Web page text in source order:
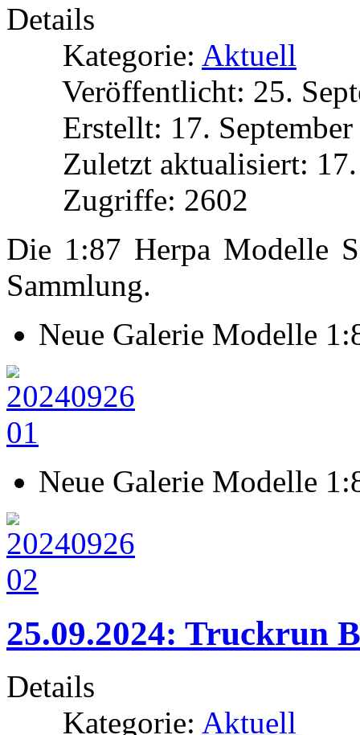
Details
Kategorie: Aktuell
Veröffentlicht: 25.
Erstellt: 17.
Zuletzt aktualisiert:
Zugriffe: 2602
Die 1:87 Herpa Modelle
Sammlung.
Neue Galerie Modelle
Neue Galerie Modelle
25.09.2024: Truckrun
Details
Kategorie: Aktuell